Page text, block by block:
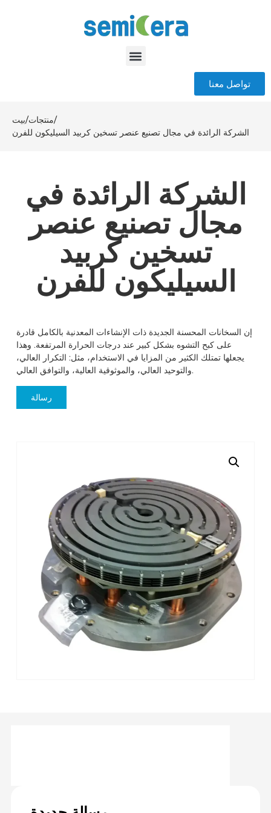
تواصل معنا
بيت/منتجات/
الشركة الرائدة في مجال تصنيع عنصر تسخين كربيد السيليكون للفرن
الشركة الرائدة في
مجال تصنيع عنصر
تسخين كربيد
السيليكون للفرن
إن السخانات المحسنة الجديدة ذات الإنشاءات المعدنية بالكامل قادرة
على كبح التشوه بشكل كبير عند درجات الحرارة المرتفعة. وهذا
يجعلها تمتلك الكثير من المزايا في الاستخدام، مثل: التكرار العالي،
والتوحيد العالي، والموثوقية العالية، والتوافق العالي.
رسالة